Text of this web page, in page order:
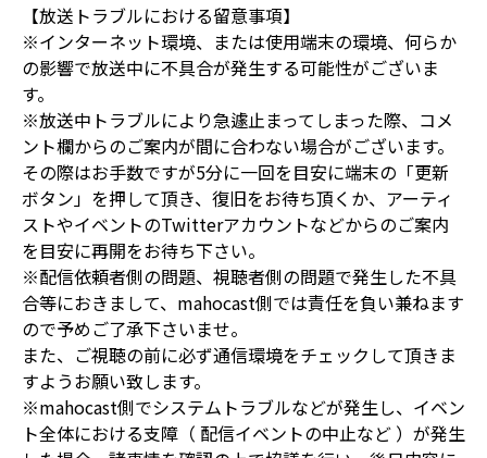
【放送トラブルにおける留意事項】
※インターネット環境、または使用端末の環境、何らか
の影響で放送中に不具合が発生する可能性がございま
す。
※放送中トラブルにより急遽止まってしまった際、コメ
ント欄からのご案内が間に合わない場合がございます。
その際はお手数ですが5分に一回を目安に端末の「更新
ボタン」を押して頂き、復旧をお待ち頂くか、アーティ
ストやイベントのTwitterアカウントなどからのご案内
を目安に再開をお待ち下さい。
※配信依頼者側の問題、視聴者側の問題で発生した不具
合等におきまして、mahocast側では責任を負い兼ねます
ので予めご了承下さいませ。
また、ご視聴の前に必ず通信環境をチェックして頂きま
すようお願い致します。
※mahocast側でシステムトラブルなどが発生し、イベン
ト全体における支障（ 配信イベントの中止など ）が発生